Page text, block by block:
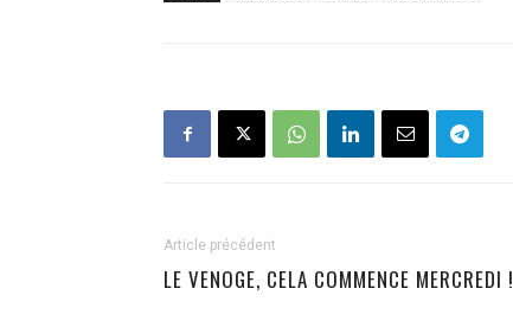
Article précédent
LE VENOGE, CELA COMMENCE MERCREDI !